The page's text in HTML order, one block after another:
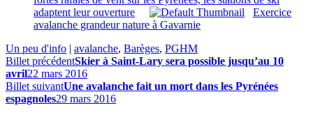
adaptent leur ouverture
Exercice
avalanche grandeur nature à Gavarnie
Un peu d'info | avalanche, Barèges, PGHM
Billet précédentSkier à Saint-Lary sera possible jusqu’au 10
avril22 mars 2016
Billet suivantUne avalanche fait un mort dans les Pyrénées
espagnoles29 mars 2016